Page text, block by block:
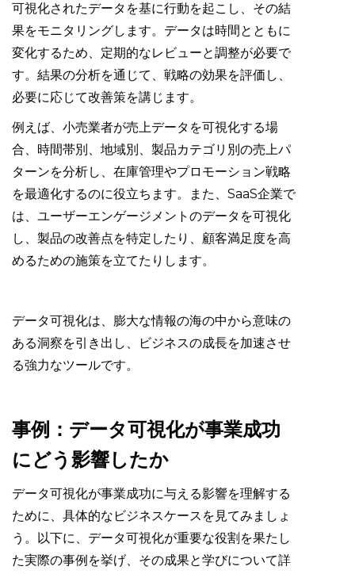
可視化されたデータを基に行動を起こし、その結
果をモニタリングします。データは時間とともに
変化するため、定期的なレビューと調整が必要で
す。結果の分析を通じて、戦略の効果を評価し、
必要に応じて改善策を講じます。
例えば、小売業者が売上データを可視化する場
合、時間帯別、地域別、製品カテゴリ別の売上パ
ターンを分析し、在庫管理やプロモーション戦略
を最適化するのに役立ちます。また、SaaS企業で
は、ユーザーエンゲージメントのデータを可視化
し、製品の改善点を特定したり、顧客満足度を高
めるための施策を立てたりします。
データ可視化は、膨大な情報の海の中から意味の
ある洞察を引き出し、ビジネスの成長を加速させ
る強力なツールです。
事例：データ可視化が事業成功
にどう影響したか
データ可視化が事業成功に与える影響を理解する
ために、具体的なビジネスケースを見てみましょ
う。以下に、データ可視化が重要な役割を果たし
た実際の事例を挙げ、その成果と学びについて詳